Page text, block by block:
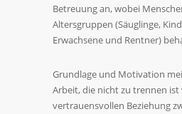
Betreuung an, wobei
Altersgruppen (Säuglinge,
Erwachsene und Rentner)
Grundlage und Motivation
Arbeit, die nicht zu trennen ist
vertrauensvollen Beziehung